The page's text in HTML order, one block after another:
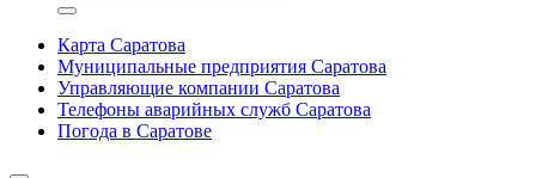
Карта Саратова
Муниципальные предприятия Саратова
Управляющие компании Саратова
Телефоны аварийных служб Саратова
Погода в Саратове